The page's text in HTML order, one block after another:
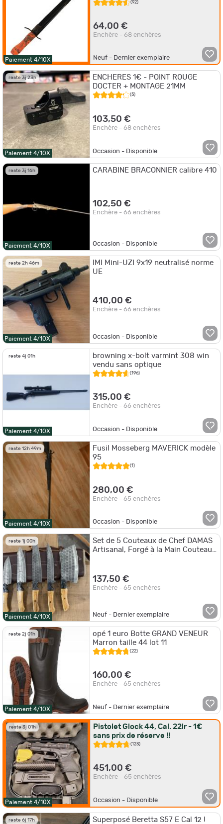
Paiement 4/10X
(92)
64,00 €
Enchère - 68 enchères
Neuf - Dernier exemplaire
reste 3j 23h
Paiement 4/10X
ENCHERES 1€ - POINT ROUGE
DOCTER + MONTAGE 21MM
(5)
103,50 €
Enchère - 68 enchères
Occasion - Disponible
reste 3j 16h
Paiement 4/10X
CARABINE BRACONNIER calibre 410
102,50 €
Enchère - 66 enchères
Occasion - Disponible
reste 2h 46m
Paiement 4/10X
IMI Mini-UZI 9x19 neutralisé norme
UE
410,00 €
Enchère - 66 enchères
Occasion - Disponible
reste 4j 01h
Paiement 4/10X
browning x-bolt varmint 308 win
vendu sans optique
(196)
315,00 €
Enchère - 66 enchères
Occasion - Disponible
reste 12h 49m
Paiement 4/10X
Fusil Mosseberg MAVERICK modèle
95
(1)
280,00 €
Enchère - 65 enchères
Occasion - Disponible
reste 1j 00h
Paiement 4/10X
Set de 5 Couteaux de Chef DAMAS
Artisanal, Forgé à la Main Couteaux
137,50 €
Enchère - 65 enchères
Neuf - Dernier exemplaire
reste 2j 01h
Paiement 4/10X
opé 1 euro Botte GRAND VENEUR
Marron taille 44 lot 11
(22)
160,00 €
Enchère - 65 enchères
Neuf - Dernier exemplaire
reste 3j 01h
Paiement 4/10X
Pistolet Glock 44, Cal. 22lr - 1€
sans prix de réserve !!
(123)
451,00 €
Enchère - 65 enchères
Occasion - Disponible
reste 6j 17h Superposé Beretta S57 E Cal 12 !